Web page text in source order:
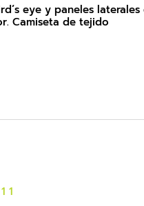
eye y paneles laterales
Camiseta de tejido